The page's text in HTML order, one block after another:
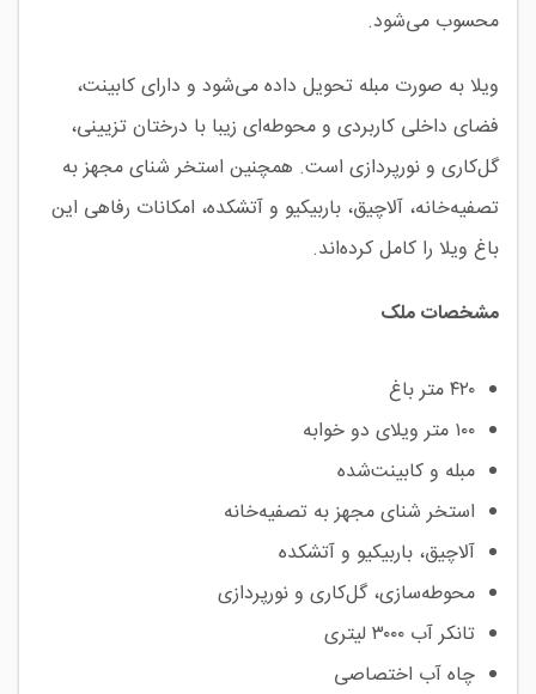
محسوب می‌شود.
ویلا به صورت مبله تحویل داده می‌شود و دارای کابینت،
فضای داخلی کاربردی و محوطه‌ای زیبا با درختان تزیینی،
گل‌کاری و نورپردازی است. همچنین استخر شنای مجهز به
تصفیه‌خانه، آلاچیق، باربیکیو و آتشکده، امکانات رفاهی این
باغ ویلا را کامل کرده‌اند.
مشخصات ملک
۴۲۰ متر باغ
۱۰۰ متر ویلای دو خوابه
مبله و کابینت‌شده
استخر شنای مجهز به تصفیه‌خانه
آلاچیق، باربیکیو و آتشکده
محوطه‌سازی، گل‌کاری و نورپردازی
تانکر آب ۳۰۰۰ لیتری
چاه آب اختصاصی